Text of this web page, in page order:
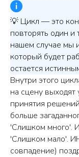
💡 Цикл — это
повторять один и
нашем случае мы
который будет
остается
Внутри этого
на сцену
принятия
больше
'Слишком много'.
'Слишком мало'.
совпадение)